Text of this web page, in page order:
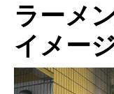
ラーメ
イメー